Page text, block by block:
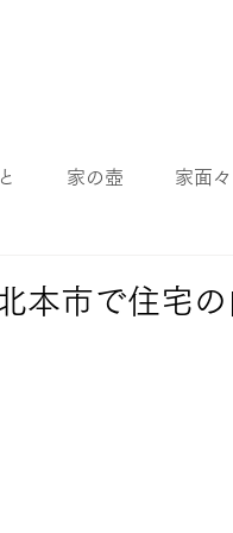
家の壺 家面々
本市で住宅